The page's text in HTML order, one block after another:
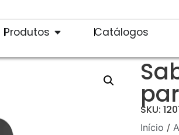
Produtos Catálogos
SKU:
Início /